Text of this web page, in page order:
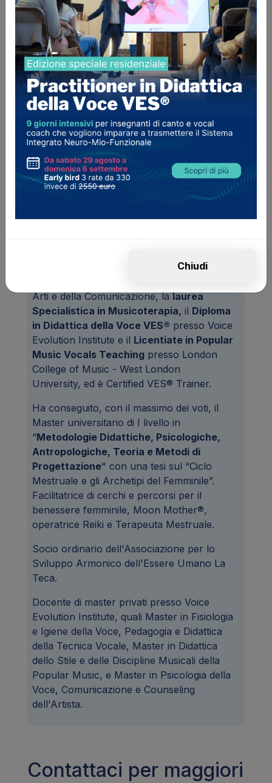
Docenti
Marianna Palillo
Holistic Vocal Coach, docente di musica,
operatrice olistica in discipline evolutive e
bioenergetiche, eMusicoterapeuta
Creatrice del sistema didattico e terapeutico
HolisticVoice® Training Vocale ad
Arti e della Comunicazione, lalaurea
Specialistica in Musicoterapia, il Diploma
in Didattica della Voce VES® presso Voice
Evolution Institute e il Licentiate in Popular
Music Vocals Teaching presso London
College of Music - West London
University, ed è Certified VES® Trainer.
Ha conseguito, con il massimo dei voti, il
Master universitario di I livello in
“Metodologie Didattiche, Psicologiche,
Antropologiche, Teoria e Metodi di
Progettazione" con una tesi sul “Ciclo
Mestruale e gli Archetipi del Femminile”.
Facilitatrice di cerchi e percorsi per il
benessere femminile, Moon Mother®,
operatrice Reiki e Terapeuta Mestruale.
Socio ordinario dell'Associazione per lo
Sviluppo Armonico dell'Essere Umano La
Teca.
Docente di master privati presso Voice
Evolution Institute, quali Master in Fisiologia
e Igiene della Voce, Pedagogia e Didattica
della Tecnica Vocale, Master in Didattica
dello Stile e delle Discipline Musicali della
Popular Music, e Master in Psicologia della
Voce, Comunicazione e Counseling
dell'Artista.
Contattaci per maggiori
Chiudi